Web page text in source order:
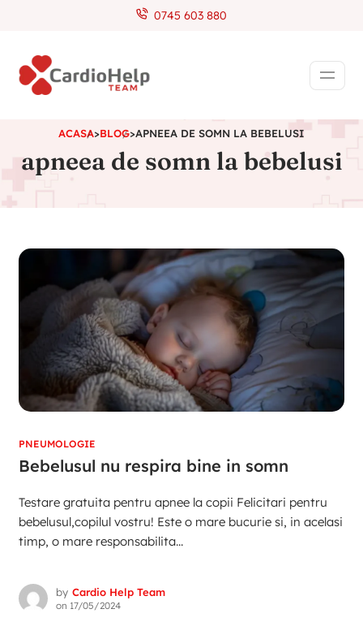
0745 603 880
ACASA>BLOG>APNEEA DE SOMN LA BEBELUSI
apneea de somn la bebelusi
PNEUMOLOGIE
Bebelusul nu respira bine in somn
Testare gratuita pentru apnee la copii Felicitari pentru
bebelusul,copilul vostru! Este o mare bucurie si, in acelasi
timp, o mare responsabilita...
by Cardio Help Team
on 17/05/2024